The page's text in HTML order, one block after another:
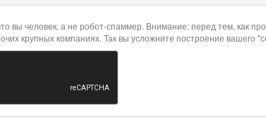
вы человек, а не робот-спаммер. Внимание: перед тем, как
крупных компаниях. Так вы усложните построение вашего